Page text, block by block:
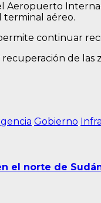
terminal aéreo.
continuar
de
Gobierno
el norte de